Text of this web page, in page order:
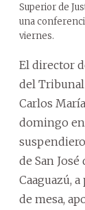
Superior de
una
viernes.
El director
del Tribunal
Carlos
domingo en
de San
Caaguazú,
de mesa,